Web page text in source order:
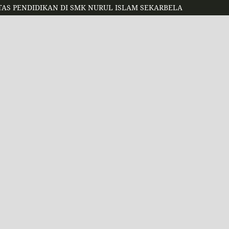
PENDIDIKAN DI SMK NURUL ISLAM SEKARBELA